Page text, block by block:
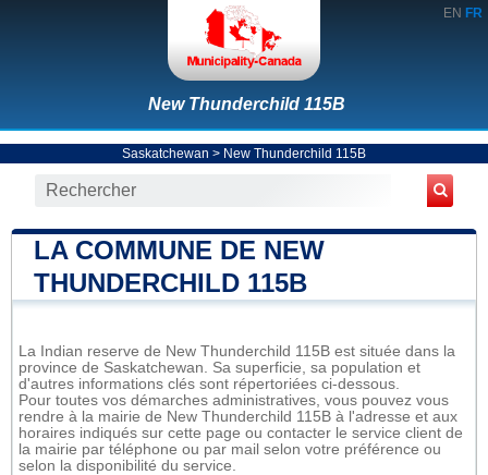
EN FR
New Thunderchild 115B
Saskatchewan > New Thunderchild 115B
LA COMMUNE DE NEW
THUNDERCHILD 115B
La Indian reserve de New Thunderchild 115B est située dans la
province de Saskatchewan. Sa superficie, sa population et
d'autres informations clés sont répertoriées ci-dessous.
Pour toutes vos démarches administratives, vous pouvez vous
rendre à la mairie de New Thunderchild 115B à l'adresse et aux
horaires indiqués sur cette page ou contacter le service client de
la mairie par téléphone ou par mail selon votre préférence ou
selon la disponibilité du service.